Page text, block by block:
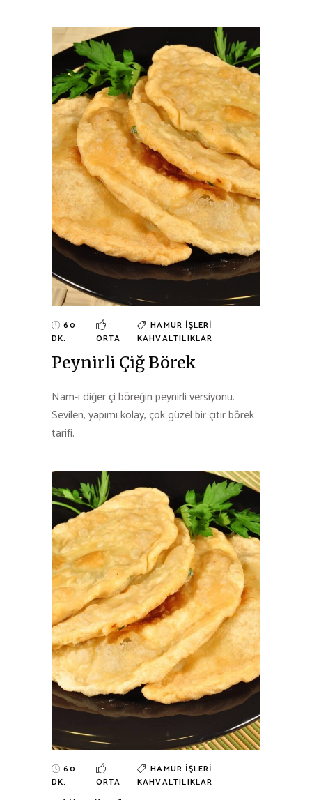
60
DK.
ORTA
HAMUR İŞLERI
KAHVALTILIKLAR
Peynirli Çiğ Börek
Nam-ı diğer çi böreğin peynirli versiyonu.
Sevilen, yapımı kolay, çok güzel bir çıtır börek
tarifi.
60
DK.
ORTA
HAMUR İŞLERI
KAHVALTILIKLAR